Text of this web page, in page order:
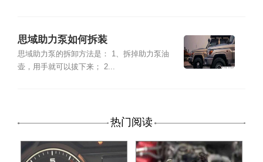
思域助力泵如何拆装
思域助力泵的拆卸方法是： 1、拆掉助力泵油
壶，用手就可以拔下来； 2...
热门阅读